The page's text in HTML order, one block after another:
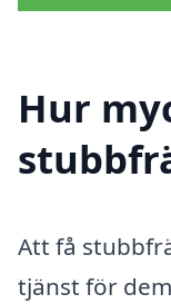
Hur
Att få
tjänst för